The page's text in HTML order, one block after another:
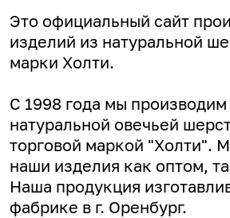
Это официальный сайт
изделий из натуральной
марки Холти.
С 1998 года мы
натуральной овечьей
торговой маркой "Холти".
наши изделия как оптом,
Наша продукция
фабрике в г. Оренбург.